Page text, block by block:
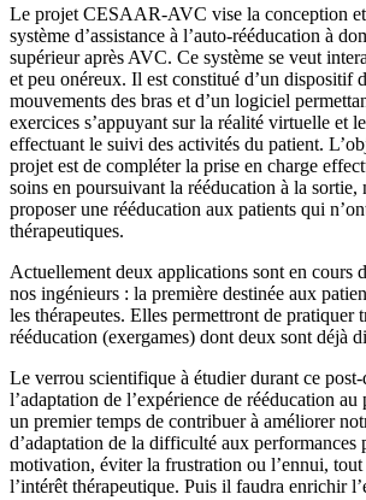
Le projet CESAAR-AVC vise la conception et
système d’assistance à l’auto-rééducation à
supérieur après AVC. Ce système se veut
et peu onéreux. Il est constitué d’un dispositif
mouvements des bras et d’un logiciel
exercices s’appuyant sur la réalité virtuelle et
effectuant le suivi des activités du patient.
projet est de compléter la prise en charge
soins en poursuivant la rééducation à la sortie,
proposer une rééducation aux patients qui
thérapeutiques.
Actuellement deux applications sont en cours
nos ingénieurs : la première destinée aux
les thérapeutes. Elles permettront de pratiquer
rééducation (exergames) dont deux sont déjà
Le verrou scientifique à étudier durant ce
l’adaptation de l’expérience de rééducation au
un premier temps de contribuer à améliorer
d’adaptation de la difficulté aux performances
motivation, éviter la frustration ou l’ennui, tout
l’intérêt thérapeutique. Puis il faudra enrichir